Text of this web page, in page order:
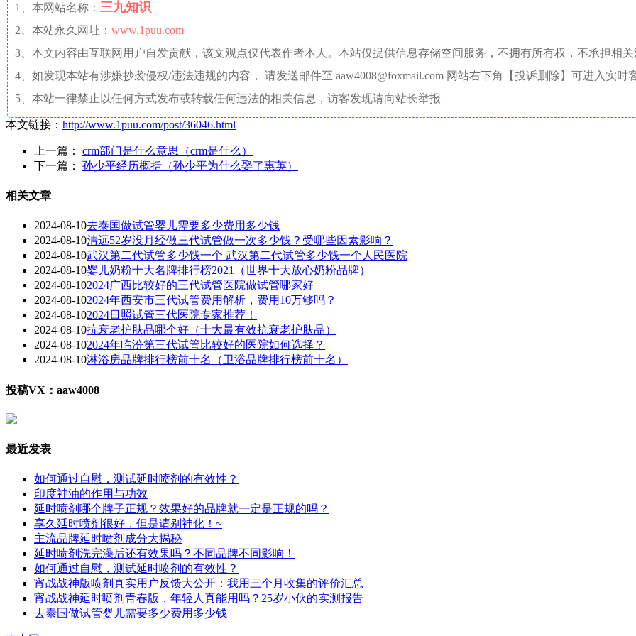
1、本网站名称： 三九知识
2、本站永久网址： www.1puu.com
3、本文内容由互联网用户自发贡献，该文观点仅代表作者本人。本站仅提供信息存储空间服务，不拥有所有权，不承担相
4、如发现本站有涉嫌抄袭侵权/违法违规的内容， 请发送邮件至 aaw4008@foxmail.com 网站右下角【投诉删除】可进入实时
5、本站一律禁止以任何方式发布或转载任何违法的相关信息，访客发现请向站长举报
本文链接： http://www.1puu.com/post/36046.html
上一篇： crm部门是什么意思（crm是什么）
下一篇： 孙少平经历概括（孙少平为什么娶了惠英）
相关文章
2024-08-10去泰国做试管婴儿需要多少费用多少钱
2024-08-10清远52岁没月经做三代试管做一次多少钱？受哪些因素影响？
2024-08-10武汉第二代试管多少钱一个 武汉第二代试管多少钱一个人民医院
2024-08-10婴儿奶粉十大名牌排行榜2021（世界十大放心奶粉品牌）
2024-08-102024广西比较好的三代试管医院做试管哪家好
2024-08-102024年西安市三代试管费用解析，费用10万够吗？
2024-08-102024日照试管三代医院专家推荐！
2024-08-10抗衰老护肤品哪个好（十大最有效抗衰老护肤品）
2024-08-102024年临汾第三代试管比较好的医院如何选择？
2024-08-10淋浴房品牌排行榜前十名（卫浴品牌排行榜前十名）
投稿VX：aaw4008
最近发表
如何通过自慰，测试延时喷剂的有效性？
印度神油的作用与功效
延时喷剂哪个牌子正规？效果好的品牌就一定是正规的吗？
享久延时喷剂很好，但是请别神化！~
主流品牌延时喷剂成分大揭秘
延时喷剂洗完澡后还有效果吗？不同品牌不同影响！
如何通过自慰，测试延时喷剂的有效性？
宵战战神版喷剂真实用户反馈大公开：我用三个月收集的评价汇总
宵战战神延时喷剂青春版，年轻人真能用吗？25岁小伙的实测报告
去泰国做试管婴儿需要多少费用多少钱